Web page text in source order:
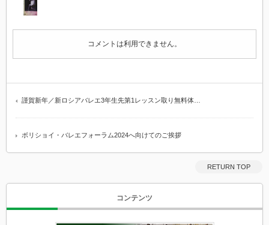
コメントは利用できません。
謹賀新年／新ロシアバレエ3年生先第1レッスン取り無料体…
ボリショイ・バレエフォーラム2024へ向けてのご挨拶
RETURN TOP
コンテンツ